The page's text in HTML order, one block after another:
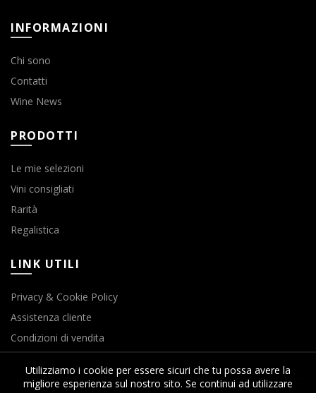
INFORMAZIONI
Chi sono
Contatti
Wine News
PRODOTTI
Le mie selezioni
Vini consigliati
Rarità
Regalistica
LINK UTILI
Privacy & Cookie Policy
Assistenza cliente
Condizioni di vendita
Utilizziamo i cookie per essere sicuri che tu possa avere la
migliore esperienza sul nostro sito. Se continui ad utilizzare